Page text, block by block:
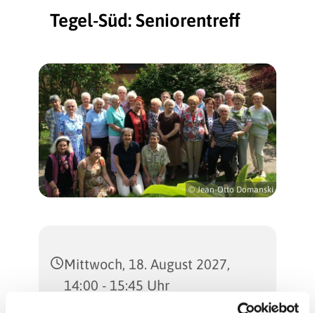
Tegel-Süd: Seniorentreff
© Jean-Otto Domanski
Mittwoch, 18. August 2027,
14:00 - 15:45 Uhr